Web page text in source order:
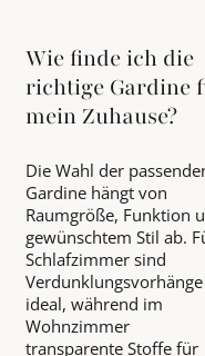
Wie finde ich die
richtige Gardine
mein Zuhause?
Die Wahl der
Gardine hängt von
Raumgröße, Funktion
gewünschtem Stil ab.
Schlafzimmer sind
Verdunklungsvorhänge
ideal, während im
Wohnzimmer
transparente Stoffe für